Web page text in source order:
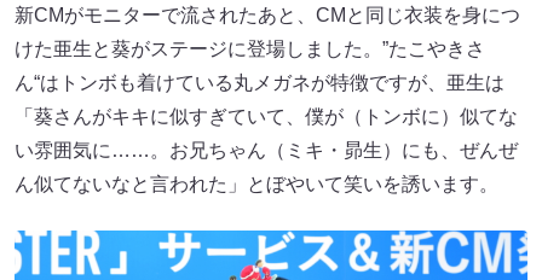
新CMがモニターで流されたあと、CMと同じ衣装を身につ
けた亜生と葵がステージに登場しました。”たこやきさ
ん“はトンボも着けている丸メガネが特徴ですが、亜生は
「葵さんがキキに似すぎていて、僕が（トンボに）似てな
い雰囲気に……。お兄ちゃん（ミキ・昴生）にも、ぜんぜ
ん似てないなと言われた」とぼやいて笑いを誘います。